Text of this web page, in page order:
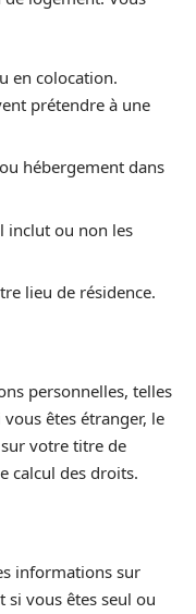
en colocation.
prétendre à une
hébergement dans
inclut ou non les
lieu de résidence.
personnelles, telles
êtes étranger, le
votre titre de
calcul des droits.
informations sur
vous êtes seul ou